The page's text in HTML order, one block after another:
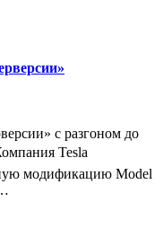
Tesla
модификацию Model